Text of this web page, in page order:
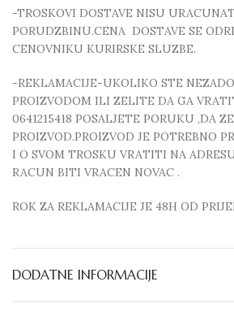
-TROSKOVI DOSTAVE NISU
PORUDZBINU.CENA DOSTAVE SE
CENOVNIKU KURIRSKE SLUZBE.
-REKLAMACIJE-UKOLIKO STE
PROIZVODOM ILI ZELITE DA GA
0641215418 POSALJETE PORUKU ,DA
PROIZVOD.PROIZVOD JE POTREBNO
I O SVOM TROSKU VRATITI NA
RACUN BITI VRACEN NOVAC .
ROK ZA REKLAMACIJE JE 48H OD
DODATNE INFORMACIJE